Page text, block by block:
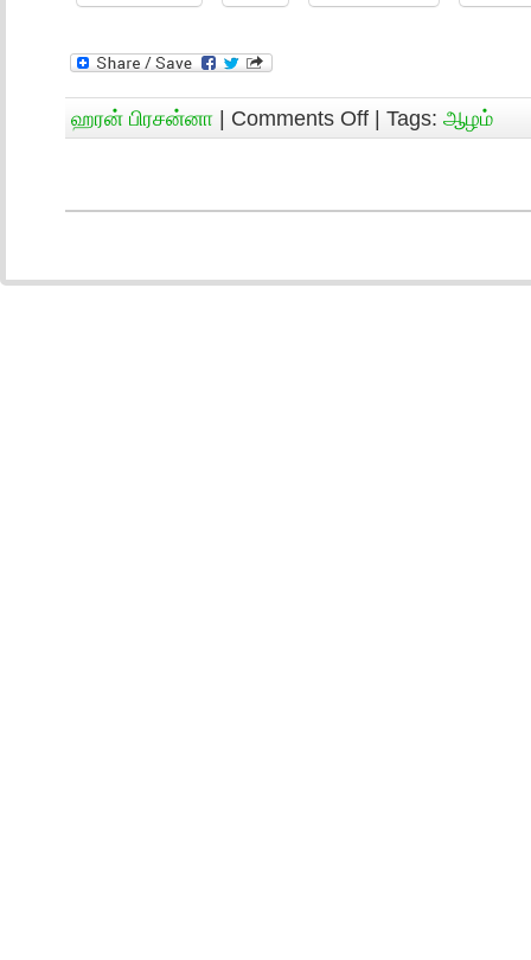
ஹரன் பிரசன்னா | Comments Off | Tags: ஆழம்